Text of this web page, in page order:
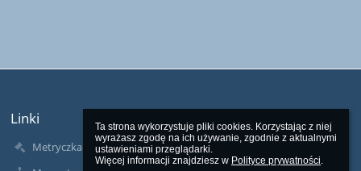
Ta strona wykorzystuje pliki cookies. Korzystając z niej
wyrażasz zgodę na ich używanie, zgodnie z aktualnymi
ustawieniami przeglądarki.
Więcej informacji znajdziesz w Polityce prywatności.
Linki
Metryczka